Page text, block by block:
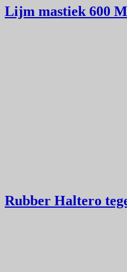
Lijm mastiek 600
Rubber Haltero